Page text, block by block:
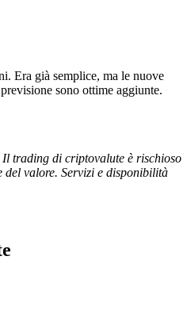
Era già semplice, ma le nuove
sono ottime aggiunte.
Il trading di criptovalute è rischioso
valore. Servizi e disponibilità